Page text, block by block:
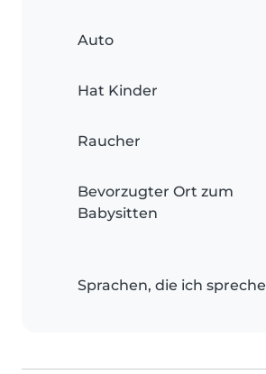
Auto
Hat Kinder
Raucher
Bevorzugter Ort zum
Babysitten
Sprachen, die ich spreche